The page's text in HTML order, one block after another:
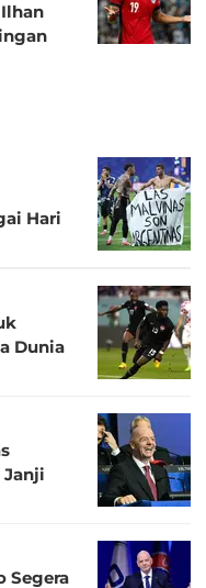
Hari
Dunia
Janji
Segera